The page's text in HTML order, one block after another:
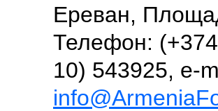
Ереван,
Телефон:
10) 543925, e-